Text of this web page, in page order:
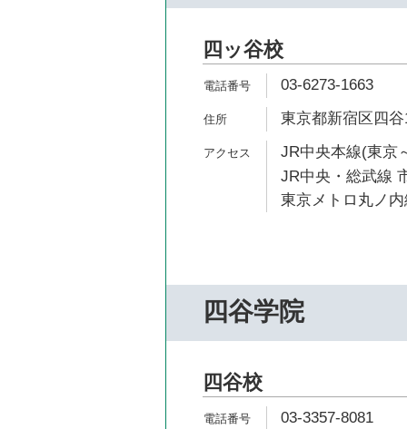
四ッ谷校
03-6273-1663
東京都新宿区四
JR中央本線(東京
JR中央・総武線
東京メトロ丸ノ
四谷学院
四谷校
03-3357-8081